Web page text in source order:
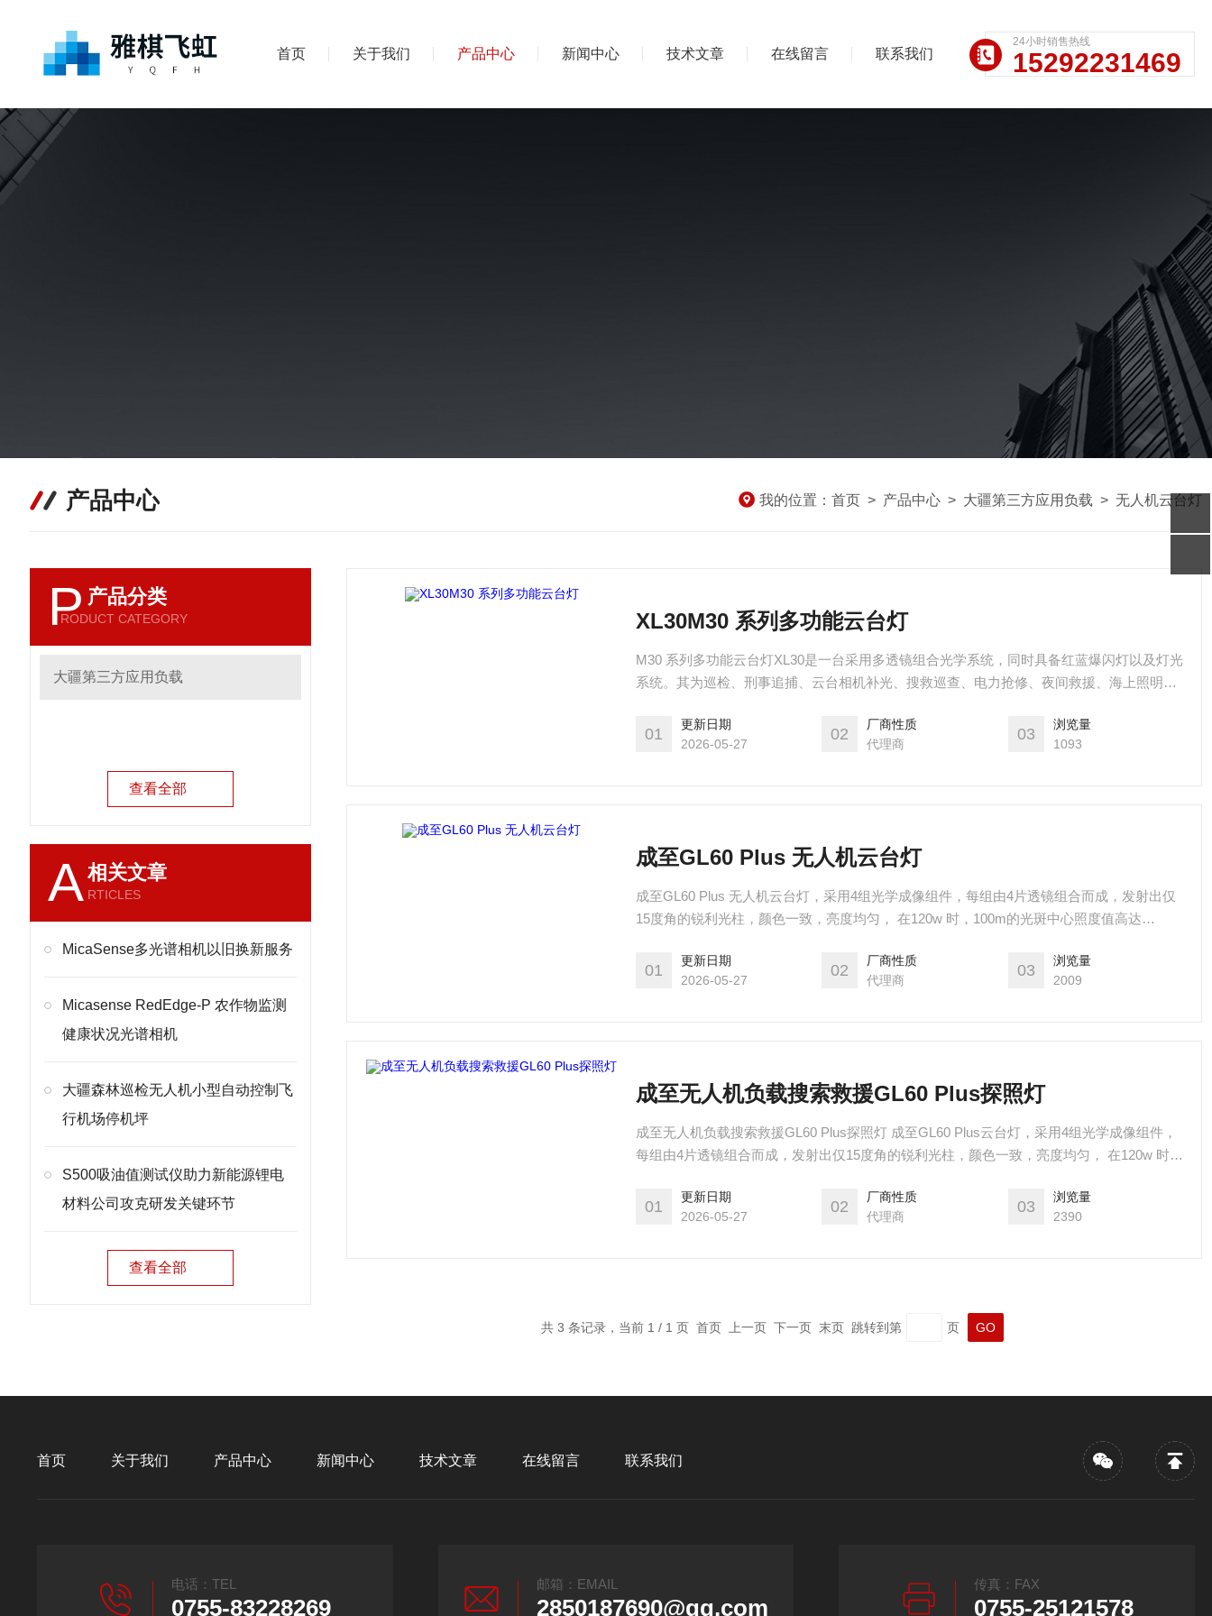
首页 关于我们 产品中心 新闻中心 技术文章 在线留言 联系我们
24小时销售热线
15292231469
产品中心 我的位置： 首页 > 产品中心 > 大疆第三方应用负载 > 无人机云台灯
P 产品分类
RODUCT CATEGORY
大疆第三方应用负载
查看全部
A相关文章
RTICLES
MicaSense多光谱相机以旧换新服务
Micasense RedEdge-P 农作物监测
健康状况光谱相机
大疆森林巡检无人机小型自动控制飞
行机场停机坪
S500吸油值测试仪助力新能源锂电
材料公司攻克研发关键环节
查看全部
XL30M30 系列多功能云台灯
M30 系列多功能云台灯XL30是一台采用多透镜组合光学系统，同时具备红蓝爆闪灯以及灯光
系统。其为巡检、刑事追捕、云台相机补光、搜救巡查、电力抢修、夜间救援、海上照明等
01
更新日期
2026-05-27
02
厂商性质
代理商
03
浏览量
1093
成至GL60 Plus 无人机云台灯
成至GL60 Plus 无人机云台灯，采用4组光学成像组件，每组由4片透镜组合而成，发射出仅
15度角的锐利光柱，颜色一致，亮度均匀， 在120w 时，100m的光斑中心照度值高达
射效果，提升至全新高度。
01
更新日期
2026-05-27
02
厂商性质
代理商
03
浏览量
2009
成至无人机负载搜索救援GL60 Plus探照灯
成至无人机负载搜索救援GL60 Plus探照灯 成至GL60 Plus云台灯，采用4组光学成像组件，
每组由4片透镜组合而成，发射出仅15度角的锐利光柱，颜色一致，亮度均匀， 在120w 时，
将无人机夜间作业的空中照射效果，提升至全新高度。
01
更新日期
2026-05-27
02
厂商性质
代理商
03
浏览量
2390
共 3 条记录，当前 1 / 1 页 首页 上一页 下一页 末页 跳转到第 页
首页 关于我们 产品中心 新闻中心 技术文章 在线留言 联系我们
电话：TEL
0755-83228269
邮箱：EMAIL
2850187690@qq.com
传真：FAX
0755-25121578